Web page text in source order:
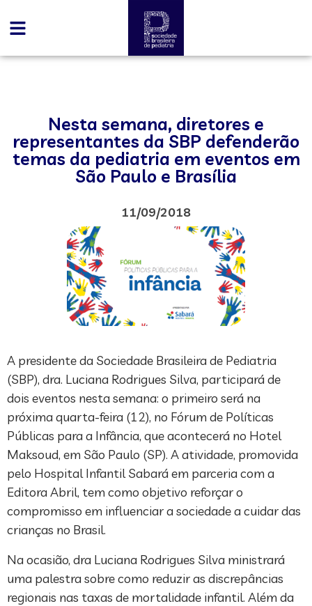
Nesta semana, diretores e
representantes da SBP defenderão
temas da pediatria em eventos em
São Paulo e Brasília
11/09/2018
A presidente da Sociedade Brasileira de Pediatria
(SBP), dra. Luciana Rodrigues Silva, participará de
dois eventos nesta semana: o primeiro será na
próxima quarta-feira (12), no Fórum de Políticas
Públicas para a Infância, que acontecerá no Hotel
Maksoud, em São Paulo (SP). A atividade, promovida
pelo Hospital Infantil Sabará em parceria com a
Editora Abril, tem como objetivo reforçar o
compromisso em influenciar a sociedade a cuidar das
crianças no Brasil.
Na ocasião, dra Luciana Rodrigues Silva ministrará
uma palestra sobre como reduzir as discrepâncias
regionais nas taxas de mortalidade infantil. Além da